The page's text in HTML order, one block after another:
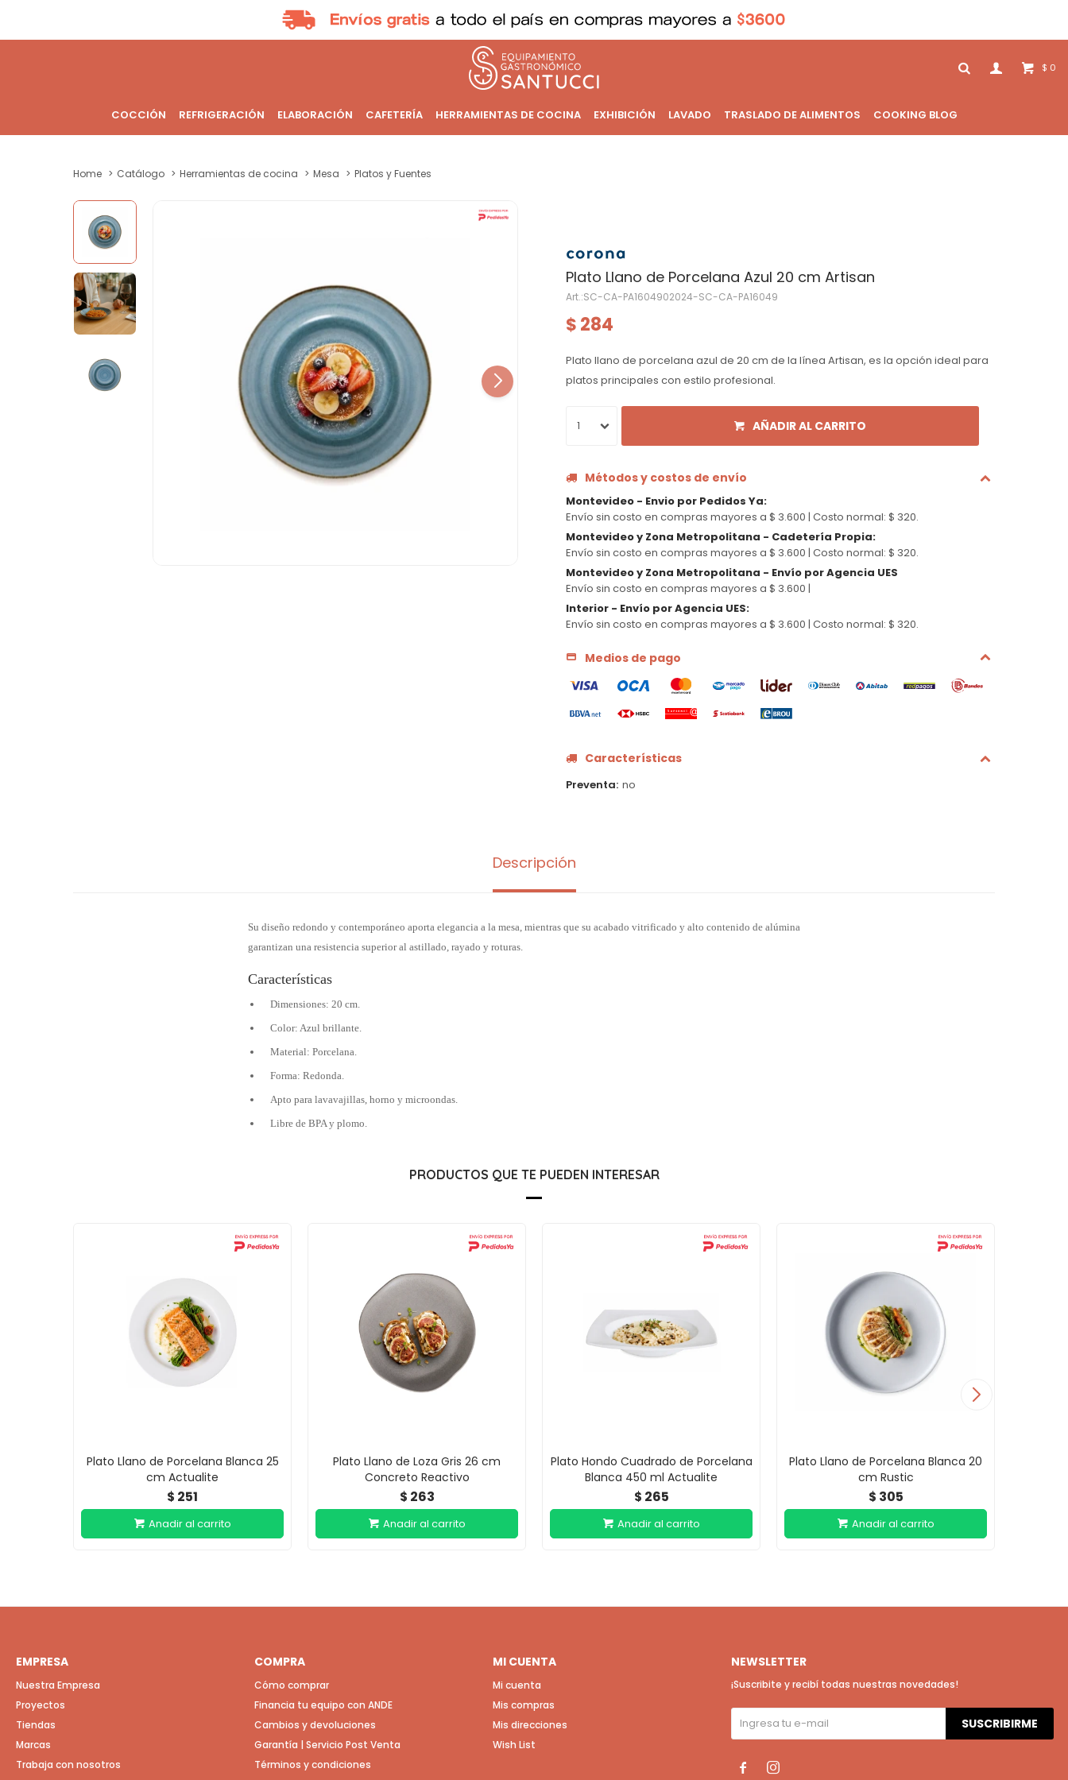
COCCIÓN REFRIGERACIÓN ELABORACIÓN CAFETERÍA HERRAMIENTAS DE COCINA EXHIBICIÓN LAVADO TRASLADO DE ALIMENTOS COOKING BLOG
$ 0
Home Catálogo Herramientas de cocina Mesa Platos y Fuentes
Plato Llano de Porcelana Azul 20 cm Artisan
SC-CA-PA1604902024-SC-CA-PA16049
$ 284
Plato llano de porcelana azul de 20 cm de la línea Artisan, es la opción ideal para
platos principales con estilo profesional.
1 AÑADIR AL CARRITO
Métodos y costos de envío
Montevideo - Envio por Pedidos Ya:
Envío sin costo en compras mayores a $ 3.600 | Costo normal: $ 320.
Montevideo y Zona Metropolitana - Cadetería Propia:
Envío sin costo en compras mayores a $ 3.600 | Costo normal: $ 320.
Montevideo y Zona Metropolitana - Envío por Agencia UES
Envío sin costo en compras mayores a $ 3.600 |
Interior - Envío por Agencia UES:
Envío sin costo en compras mayores a $ 3.600 | Costo normal: $ 320.
Medios de pago
Características
Preventa no
Descripción
Su diseño redondo y contemporáneo aporta elegancia a la mesa, mientras que su acabado vitrificado y alto contenido de alúmina
garantizan una resistencia superior al astillado, rayado y roturas.
Características
Dimensiones: 20 cm.
Color: Azul brillante.
Material: Porcelana.
Forma: Redonda.
Apto para lavavajillas, horno y microondas.
Libre de BPA y plomo.
PRODUCTOS QUE TE PUEDEN INTERESAR
Plato Llano de Porcelana Blanca 25
cm Actualite
$ 251
Plato Llano de Loza Gris 26 cm
Concreto Reactivo
$ 263
Plato Hondo Cuadrado de Porcelana
Blanca 450 ml Actualite
$ 265
Plato Llano de Porcelana Blanca 20
cm Rustic
$ 305
EMPRESA
Nuestra Empresa
Proyectos
Tiendas
Marcas
Trabaja con nosotros
COMPRA
Cómo comprar
Financia tu equipo con ANDE
Cambios y devoluciones
Garantía | Servicio Post Venta
Términos y condiciones
MI CUENTA
Mi cuenta
Mis compras
Mis direcciones
Wish List
NEWSLETTER
¡Suscribite y recibí todas nuestras novedades!
SUSCRIBIRME
 